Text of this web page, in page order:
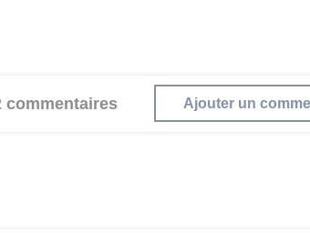
commentaires Ajouter un